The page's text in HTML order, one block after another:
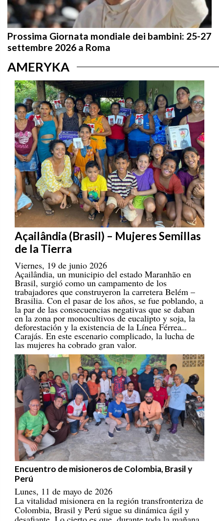
Prossima Giornata mondiale dei bambini: 25-27
settembre 2026 a Roma
Açailândia (Brasil) – Mujeres Semillas
de la Tierra
Viernes, 19 de junio 2026
Açailândia, un municipio del estado Maranhão en
Brasil, surgió como un campamento de los
trabajadores que construyeron la carretera Belém –
Brasilia. Con el pasar de los años, se fue poblando, a
la par de las consecuencias negativas que se daban
en la zona por monocultivos de eucalipto y soja, la
deforestación y la existencia de la Línea Férrea
Carajás. En este escenario complicado, la lucha de
las mujeres ha cobrado gran valor.
Encuentro de misioneros de Colombia, Brasil y
Perú
Lunes, 11 de mayo de 2026
La vitalidad misionera en la región transfronteriza de
Colombia, Brasil y Perú sigue su dinámica ágil y
desafiante. Lo cierto es que, durante toda la mañana